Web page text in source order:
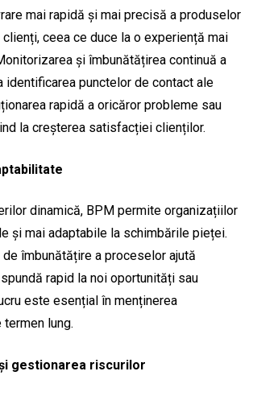
mai rapidă și mai precisă a produselor
ceea ce duce la o experiență mai
și îmbunătățirea continuă a
identificarea punctelor de contact ale
rapidă a oricăror probleme sau
la creșterea satisfacției clienților.
dinamică, BPM permite organizațiilor
și mai adaptabile la schimbările pieței.
îmbunătățire a proceselor ajută
rapid la noi oportunități sau
este esențial în menținerea
lung.
gestionarea riscurilor